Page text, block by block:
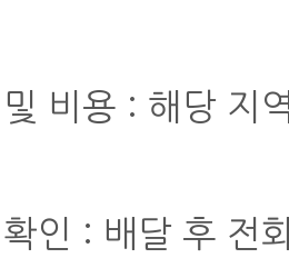
비용 : 해당 지
인 : 배달 후 전